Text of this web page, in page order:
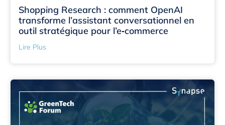
Shopping Research : comment OpenAI
transforme l’assistant conversationnel en
outil stratégique pour l’e‑commerce
Lire Plus